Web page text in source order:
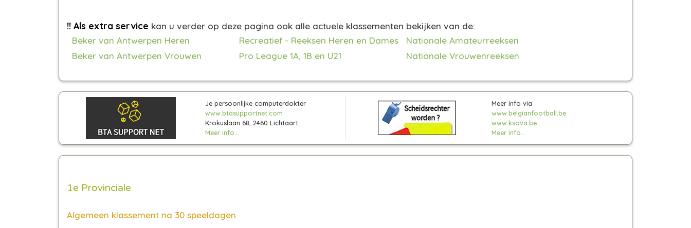
!! Als extra service kan u verder op deze pagina ook alle actuele klassementen bekijken van de:
Beker van Antwerpen Heren Recreatief - Reeksen Heren en Dames
Nationale Amateurreeksen
Beker van Antwerpen Vrouwen
Pro League 1A, 1B en U21 Nationale Vrouwenreeksen
Je persoonlijke computerdokter
www.btasupportnet.com
Krokuslaan 68, 2460 Lichtaart
Meer info...
Meer info via
www.belgianfootball.be
www.ksova.be
Meer info...
1e Provinciale
Algemeen klassement na 30 speeldagen